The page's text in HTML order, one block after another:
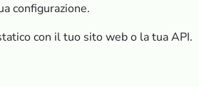
configurazione.
con il tuo sito web o la tua API.